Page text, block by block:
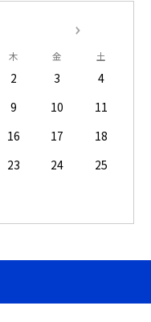
木 金 土
2 3
4
9 10
11
16 17
18
23 24
25